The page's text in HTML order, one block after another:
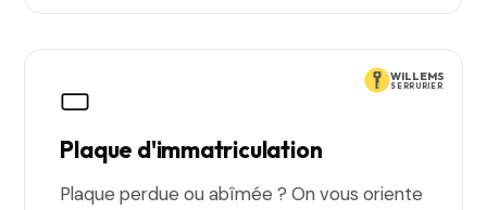
WILLEMS
SERRURIER
Plaque d'immatriculation
Plaque perdue ou abîmée ? On vous oriente